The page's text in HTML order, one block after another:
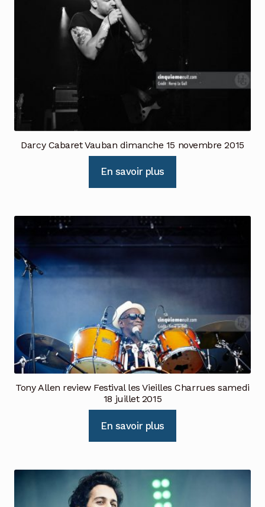
Darcy Cabaret Vauban dimanche 15 novembre 2015
En savoir plus
Tony Allen review Festival les Vieilles Charrues samedi
18 juillet 2015
En savoir plus